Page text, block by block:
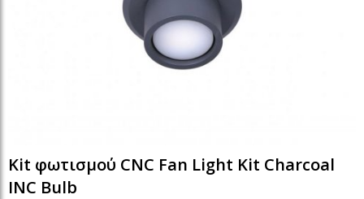
Kit φωτισμού CNC Fan Light Kit Charcoal
INC Bulb